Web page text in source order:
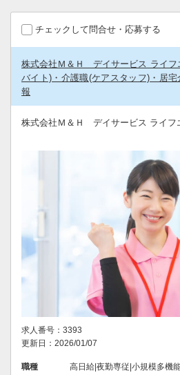
チェックして問合せ・応募する
株式会社Ｍ＆Ｈ デイサービス ライフ
バイト)・介護職(ケアスタッフ)・居
報
株式会社Ｍ＆Ｈ デイサービス ライフ
求人番号：3393
更新日：2026/01/07
職種 高日給|夜勤専従|小規模多機